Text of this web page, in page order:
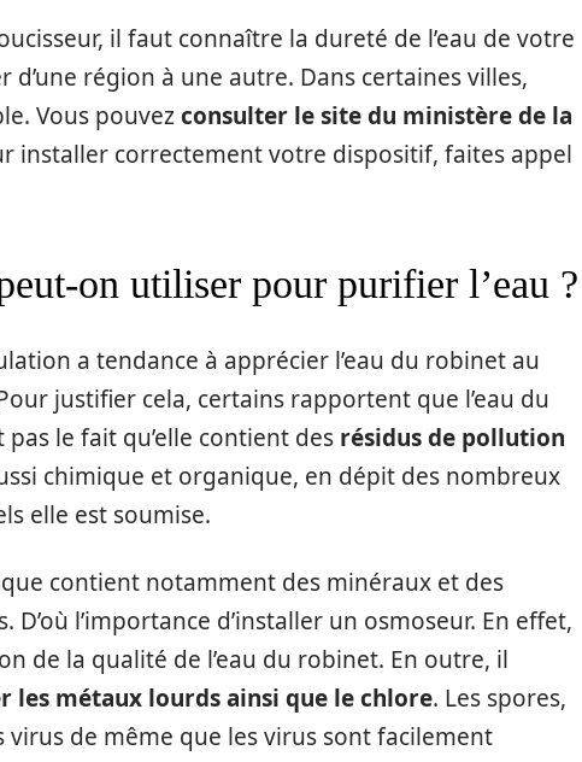
il faut connaître la dureté de l’eau de votre
région à une autre. Dans certaines villes,
Vous pouvezconsulter le site du ministère de la
installer correctement votre dispositif, faites appel
on utiliser pour purifier l’eau ?
a tendance à apprécier l’eau du robinet au
justifier cela, certains rapportent que l’eau du
le fait qu’elle contient des résidus de pollution
chimique et organique, en dépit des nombreux
elle est soumise.
contient notamment des minéraux et des
l’importance d’installer un osmoseur. En effet,
de la qualité de l’eau du robinet. En outre, il
les métaux lourdsainsi que lechlore. Les spores,
virus de même que les virus sont facilement